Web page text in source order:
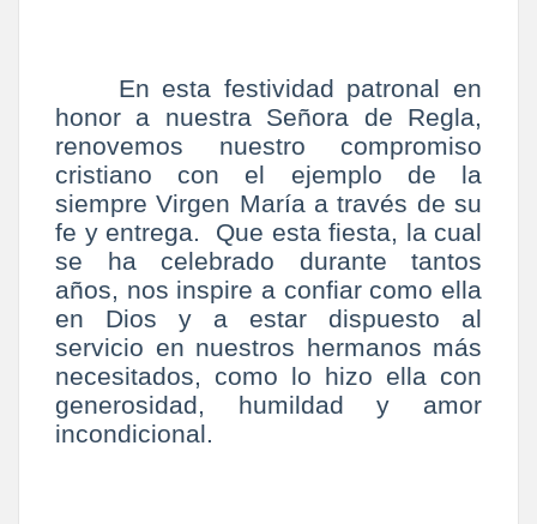
En esta festividad patronal en
honor a nuestra Señora de Regla,
renovemos nuestro compromiso
cristiano con el ejemplo de la
siempre Virgen María a través de su
fe y entrega. Que esta fiesta, la cual
se ha celebrado durante tantos
años, nos inspire a confiar como ella
en Dios y a estar dispuesto al
servicio en nuestros hermanos más
necesitados, como lo hizo ella con
generosidad, humildad y amor
incondicional.